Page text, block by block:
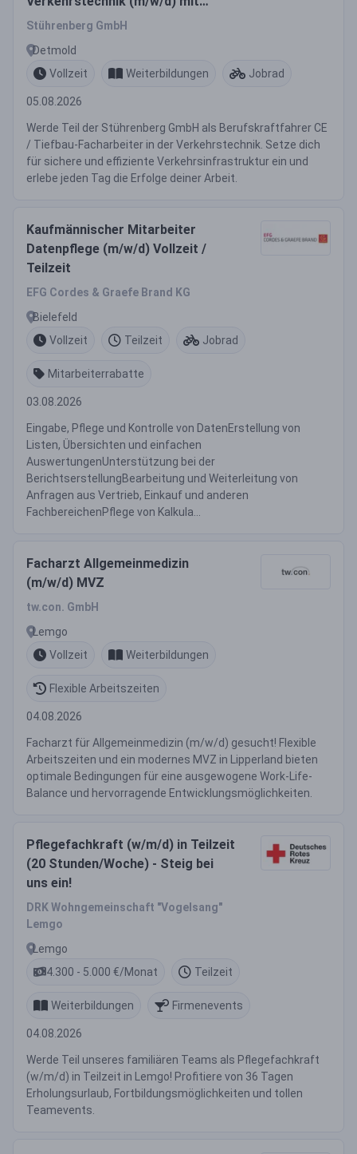
Antrittsprämie
Stührenberg GmbH
Detmold
Vollzeit
Weiterbildungen Jobrad
05.08.2026
Werde Teil der Stührenberg GmbH als Berufskraftfahrer CE
/ Tiefbau-Facharbeiter in der Verkehrstechnik. Setze dich
für sichere und effiziente Verkehrsinfrastruktur ein und
erlebe jeden Tag die Erfolge deiner Arbeit.
Kaufmännischer Mitarbeiter
Datenpflege (m/w/d) Vollzeit /
Teilzeit
EFG Cordes & Graefe Brand KG
Bielefeld
Vollzeit
Teilzeit Jobrad
Mitarbeiterrabatte
03.08.2026
Eingabe, Pflege und Kontrolle von DatenErstellung von
Listen, Übersichten und einfachen
AuswertungenUnterstützung bei der
BerichtserstellungBearbeitung und Weiterleitung von
Anfragen aus Vertrieb, Einkauf und anderen
FachbereichenPflege von Kalkula...
Facharzt Allgemeinmedizin
(m/w/d) MVZ
tw.con. GmbH
Lemgo
Vollzeit
Weiterbildungen
Flexible Arbeitszeiten
04.08.2026
Facharzt für Allgemeinmedizin (m/w/d) gesucht! Flexible
Arbeitszeiten und ein modernes MVZ in Lipperland bieten
optimale Bedingungen für eine ausgewogene Work-Life-
Balance und hervorragende Entwicklungsmöglichkeiten.
Pflegefachkraft (w/m/d) in Teilzeit
(20 Stunden/Woche) - Steig bei
uns ein!
DRK Wohngemeinschaft "Vogelsang"
Lemgo
Lemgo
4.300 - 5.000 €/Monat
Teilzeit
Weiterbildungen Firmenevents
04.08.2026
Werde Teil unseres familiären Teams als Pflegefachkraft
(w/m/d) in Teilzeit in Lemgo! Profitiere von 36 Tagen
Erholungsurlaub, Fortbildungsmöglichkeiten und tollen
Teamevents.